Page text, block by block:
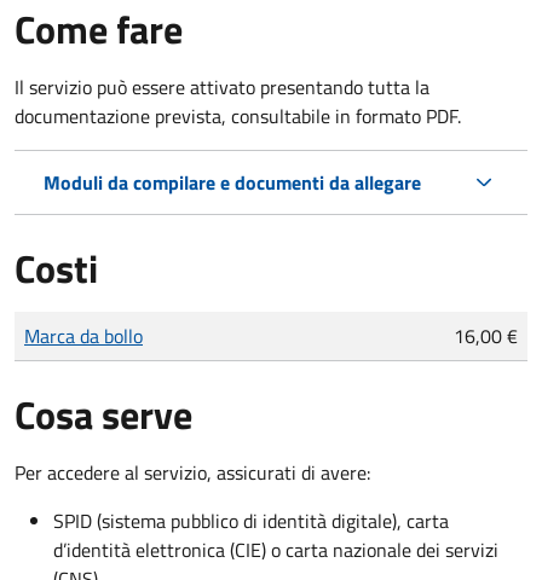
Come fare
Il servizio può essere attivato presentando tutta la
documentazione prevista, consultabile in formato PDF.
Moduli da compilare e documenti da allegare
Costi
Tipo di pagamento
Importo
Marca da bollo 16,00 €
Cosa serve
Per accedere al servizio, assicurati di avere:
SPID (sistema pubblico di identità digitale), carta
d’identità elettronica (CIE) o carta nazionale dei servizi